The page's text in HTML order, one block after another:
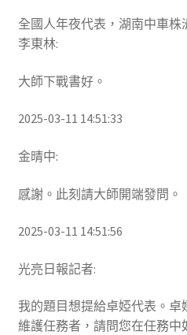
全國人年夜代表，湖南中車
李東林:
大師下戰書好。
2025-03-11 14:51:33
金晴中:
感謝。此刻請大師開端發問。
2025-03-11 14:51:56
光亮日報記者:
我的題目想提給卓婭代表。
維護任務者，請問您在任務中